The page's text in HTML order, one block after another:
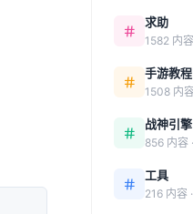
求助
1582 内
手游教程
1508 内
战神引擎
856 内容
工具
216 内容